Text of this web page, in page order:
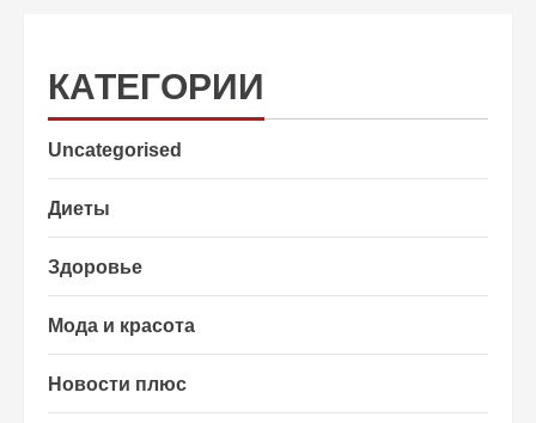
КАТЕГОРИИ
Uncategorised
Диеты
Здоровье
Мода и красота
Новости плюс